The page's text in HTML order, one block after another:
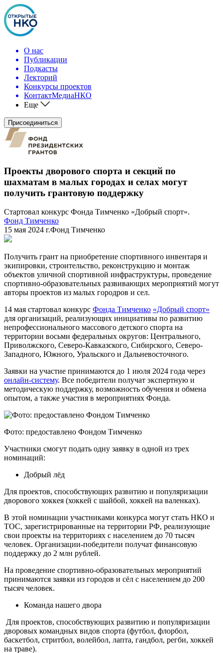
О нас
Публикации
Подкасты
Лекторий
Конкурсы проектов
КонтактМедиаНКО
Еще
Присоединиться
Проекты дворового спорта и секций по
шахматам в малых городах и селах могут
получить грантовую поддержку
Стартовал конкурс Фонда Тимченко «Добрый спорт».
Фонд Тимченко
15 мая 2024 г.Фонд Тимченко
Получить грант на приобретение спортивного инвентаря и
экипировки, строительство, реконструкцию и монтаж
объектов уличной спортивной инфраструктуры, проведение
спортивно-образовательных развивающих мероприятий могут
авторы проектов из малых городров и сел.
14 мая стартовал конкурс Фонда Тимченко «Добрый спорт»
для организаций, реализующих инициативы по развитию
непрофессионального массового детского спорта на
территории восьми федеральных округов: Центрального,
Приволжского, Северо-Кавказского, Сибирского, Северо-
Западного, Южного, Уральского и Дальневосточного.
Заявки на участие принимаются до 1 июля 2024 года через
онлайн-систему. Все победители получат экспертную и
методическую поддержку, возможность обучения и обмена
опытом, а также участия в мероприятиях Фонда.
Фото: предоставлено Фондом Тимченко
Участники смогут подать одну заявку в одной из трех
номинаций:
Добрый лёд
Для проектов, способствующих развитию и популяризации
дворового хоккея (хоккей с шайбой, хоккей на валенках).
В этой номинации участниками конкурса могут стать НКО и
ТОС, зарегистрированные на территории РФ, реализующие
свои проекты на территориях с населением до 70 тысяч
человек. Организации-победители получат финансовую
поддержку до 2 млн рублей.
На проведение спортивно-образовательных мероприятий
принимаются заявки из городов и сёл с населением до 200
тысяч человек.
Команда нашего двора
Для проектов, способствующих развитию и популяризации
дворовых командных видов спорта (футбол, флорбол,
баскетбол, стритбол, волейбол, лапта, гандбол, регби, хоккей
на траве).